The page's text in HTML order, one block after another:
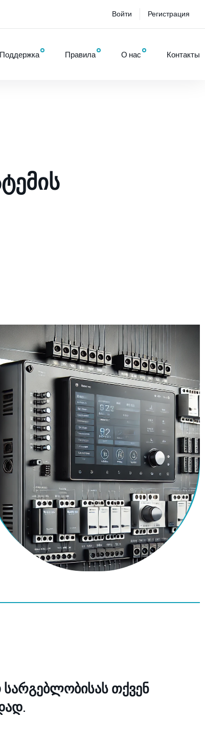
Войти Регистрация
Поддержка Правила О нас Контакты
თქვენ